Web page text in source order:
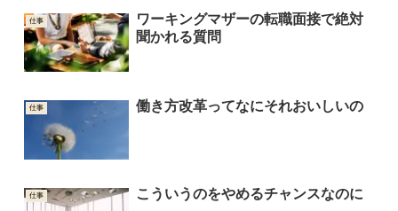
仕事
ワーキングマザーの転職面接で絶対
聞かれる質問
仕事 働き方改革ってなにそれおいしいの
仕事 こういうのをやめるチャンスなのに